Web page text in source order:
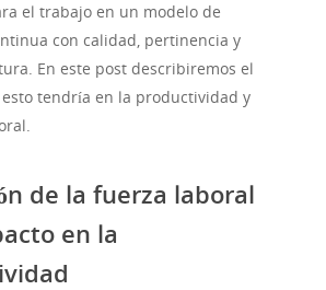
el trabajo en un modelo de
con calidad, pertinencia y
En este post describiremos el
tendría en la productividad y
de la fuerza laboral
en la